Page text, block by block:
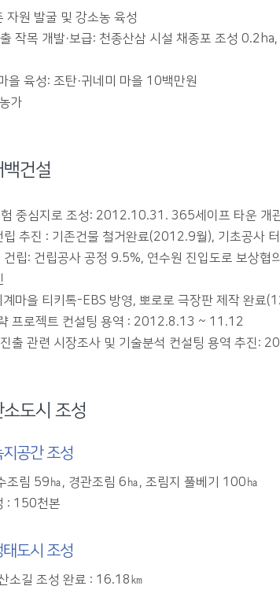
자원 발굴 및 강소농 육성
작목 개발·보급: 천종산삼 시설 채종포 조성
을 육성: 조탄·귀네미 마을 10백만원
가
건설
중심지로 조성: 2012.10.31. 365세이프 타운 개
립 추진 : 기존건물 철거완료(2012.9월), 기초공사
건립: 건립공사 공정 9.5%, 연수원 진입도로 보상협
계마을 티키톡-EBS 방영, 뽀로로 극장판 제작 완료
프로젝트 컨설팅 용역 : 2012.8.13 ~ 11.12
출 관련 시장조사 및 기술분석 컨설팅 용역 추진:
도시 조성
공간 조성
조림 59㏊, 경관조림 6㏊, 조림지 풀베기 100㏊
: 150천본
도시 조성
소길 조성 완료 : 16.18㎞